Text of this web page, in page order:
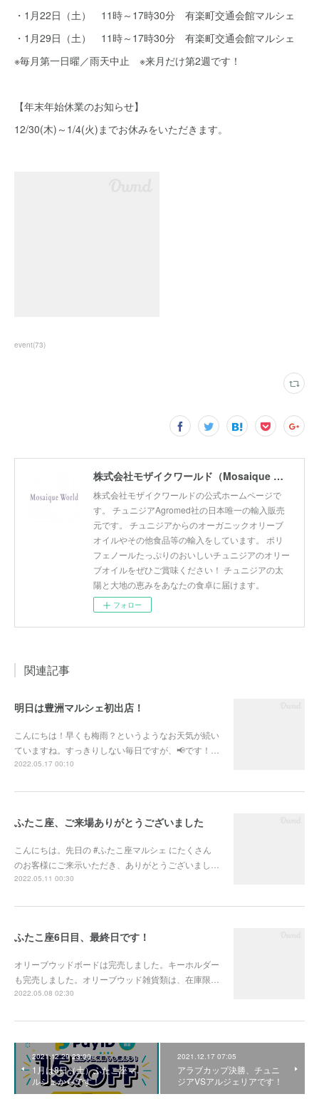
・1月22日（土） 11時～17時30分 有楽町交通会館マルシェ
・1月29日（土） 11時～17時30分 有楽町交通会館マルシェ
※毎月第一日曜／雨天中止 ※来月だけ第2週です！
【年末年始休業のお知らせ】
12/30(木)～1/4(火)までお休みをいただきます。
event(73)
株式会社モザイクワールド（Mosaique World Co.,Ltd)
株式会社モザイクワールドの公式ホームページで
す。 チュニジアAgromed社の日本唯一の輸入販売
元です。 チュニジアからのオーガニックオリーブ
オイルやその他食品等の輸入をしています。 ポリ
フェノールたっぷりのおいしいチュニジアのオリー
ブオイルをぜひご賞味ください！ チュニジアの太
陽と大地の恵みをあなたの食卓に届けます。
フォロー
関連記事
明日は豊洲マルシェ初出店！
こんにちは！早くも梅雨？というようなお天気が続い
ていますね。すっきりしない毎日ですが、📢です！…
2022.05.17 00:10
ふたこ座、ご来場ありがとうございました
こんにちは。先日の #ふたこ座マルシェ にたくさん
のお客様にご来示いただき、ありがとうございまし…
2022.05.11 00:30
ふたこ座6日目、最終日です！
オリーブウッドボードは完売しました。キーホルダー
も完売しました。オリーブウッド雑貨類は、在庫限…
2022.05.08 02:30
2021.12.29 23:00
1月は8日（土）ふたこ座マ
ルシェからです！
2021.12.17 07:05
アラブカップ決勝、チュニ
ジアVSアルジェリアです！